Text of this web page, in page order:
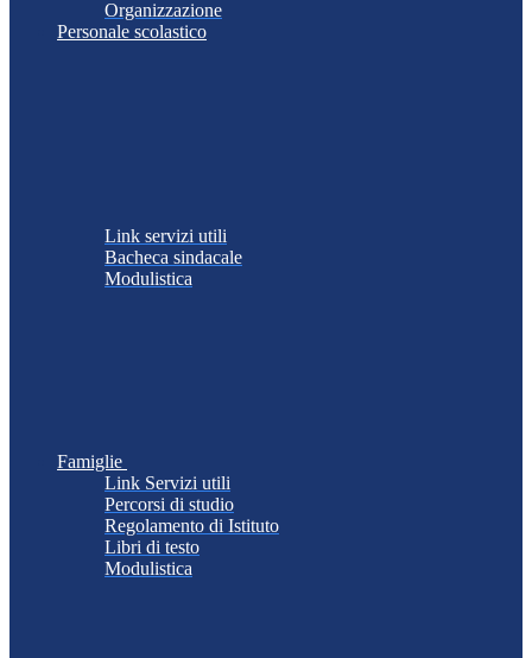
Organizzazione
Personale scolastico
Link servizi utili
Bacheca sindacale
Modulistica
Famiglie
Link Servizi utili
Percorsi di studio
Regolamento di Istituto
Libri di testo
Modulistica